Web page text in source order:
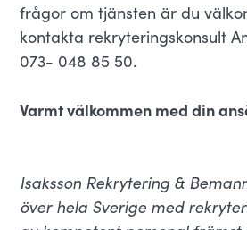
frågor om tjänsten är du
kontakta rekryteringskonsult
073- 048 85 50.
Varmt välkommen med din
Isaksson Rekrytering &
över hela Sverige med